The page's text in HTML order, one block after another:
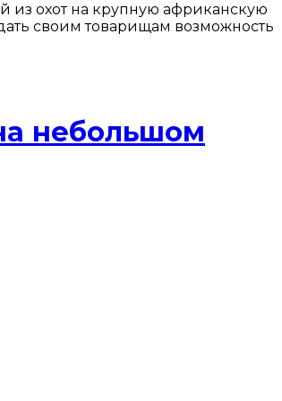
из охот на крупную африканскую
своим товарищам возможность
небольшом